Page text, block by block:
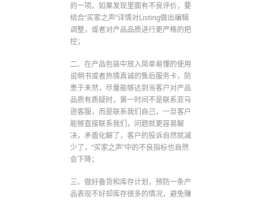
的一项。如果发现里面有不良评价，要
结合“买家之声”详情对Listing做出编辑
调整，或者对产品品质进行更严格的把
控；
二、在产品包装中放入简单易懂的使用
说明书或者热情真诚的售后服务卡，防
患于未然，尽量能够达到当客户对产品
品质有质疑时，第一时间不是联系亚马
逊客服，而是联系我们自己，一旦客户
能够直接联系我们，问题就更容易解
决，矛盾化解了，客户的投诉自然就减
少了，“买家之声”中的不良指标也自然
会下降；
三、做好备货和库存计划，预防一条产
品表现不好却库存很多的情况，避免赚